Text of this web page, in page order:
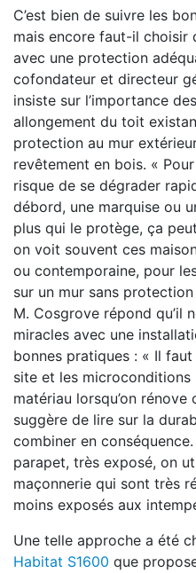
C’est bien de suivre les
mais encore faut-il choisir
avec une protection
cofondateur et directeur
insiste sur l’importance
allongement du toit
protection au mur
revêtement en bois. «
risque de se dégrader
débord, une marquise ou
plus qui le protège, ça
on voit souvent ces
ou contemporaine, pour
sur un mur sans
M. Cosgrove répond qu’il
miracles avec une
bonnes pratiques : « Il
site et les
matériau lorsqu’on
suggère de lire sur la
combiner en
parapet, très exposé, on
maçonnerie qui sont très
moins exposés aux
Une telle approche a été
Habitat S1600 que